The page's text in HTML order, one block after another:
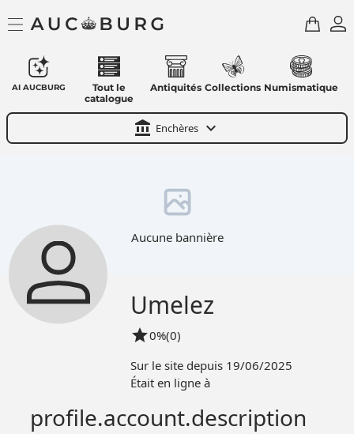
AI AUCBURG
Tout le
catalogue
Antiquités Collections Numismatique
account_balance Enchères expand_more
Aucune bannière
Umelez
star0%(0)
Sur le site depuis 19/06/2025
Était en ligne à
profile.account.description